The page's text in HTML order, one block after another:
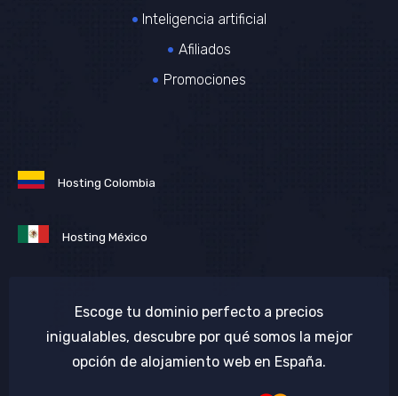
Inteligencia artificial
Afiliados
Promociones
Hosting Colombia
Hosting México
Escoge tu dominio perfecto a precios
inigualables, descubre por qué somos la mejor
opción de alojamiento web en España.